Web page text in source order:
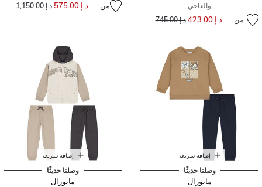
والعاجي
من د.إ 423.00 سعر مخفض مند.إ 745.00
من د.إ 575.00 سعر مخفض من
د.إ 1,150.00 إلى
إضافة سريعة
وصلنا حديثًا
مايورال
إضافة سريعة
وصلنا حديثًا
مايورال